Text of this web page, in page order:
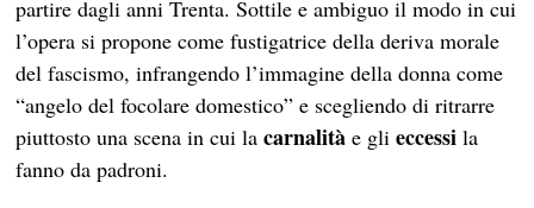
partire dagli anni Trenta. Sottile e ambiguo il modo in cui
l’opera si propone come fustigatrice della deriva morale
del fascismo, infrangendo l’immagine della donna come
“angelo del focolare domestico” e scegliendo di ritrarre
piuttosto una scena in cui lacarnalità e glieccessi la
fanno da padroni.